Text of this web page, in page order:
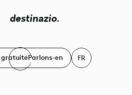
destinazio.
gratuiteParlons-en FR